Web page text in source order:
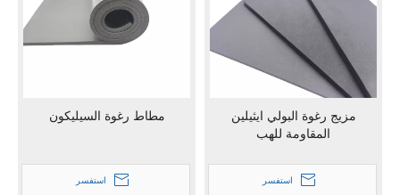
مزيج رغوة البولي ايثيلين
المقاومة للهب
استفسر
مطاط رغوة السيليكون
استفسر